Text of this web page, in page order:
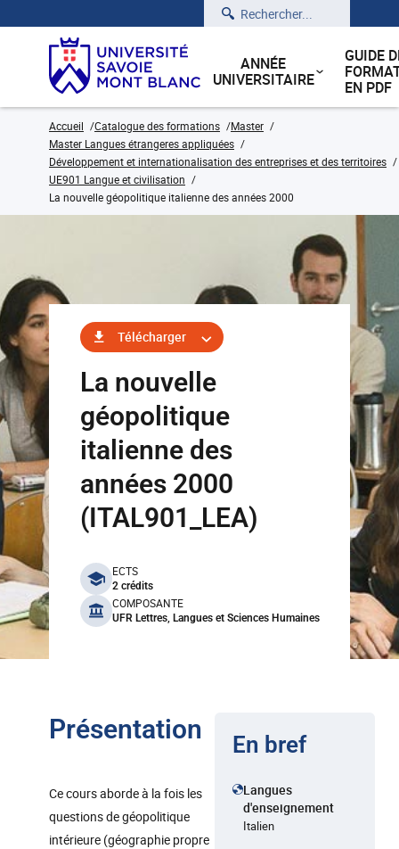
Rechercher
ANNÉE
UNIVERSITAIRE
GUIDE
EN PDF
Accueil Catalogue des formations
Master
Master Langues étrangeres appliquées
Développement et internationalisation des entreprises et des territoires
UE901 Langue et civilisation
La nouvelle géopolitique italienne des années 2000
Télécharger
La nouvelle
géopolitique
italienne des
années 2000
(ITAL901_LEA)
benefits
ECTS
2 crédits
COMPOSANTE
UFR Lettres, Langues et Sciences Humaines
Présentation
Ce cours aborde à la fois les
questions de géopolitique
intérieure (géographie propre
En bref
Langues
d'enseignement
Italien